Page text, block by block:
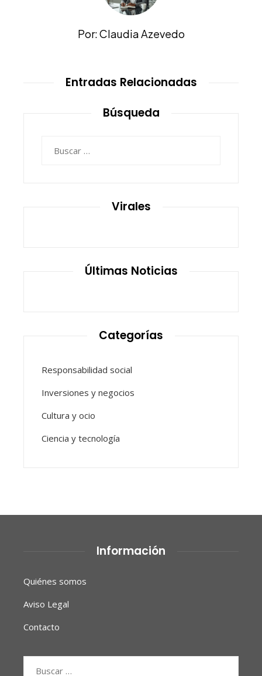
Por: Claudia Azevedo
Entradas Relacionadas
Búsqueda
Virales
Últimas Noticias
Categorías
Responsabilidad social
Inversiones y negocios
Cultura y ocio
Ciencia y tecnología
Información
Quiénes somos
Aviso Legal
Contacto